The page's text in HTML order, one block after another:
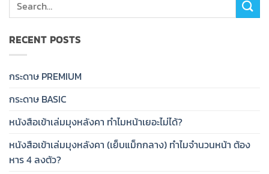
RECENT POSTS
กระดาษ PREMIUM
กระดาษ BASIC
หนังสือเข้าเล่มมุงหลังคา ทำไมหน้าเยอะไม่ได้?
หนังสือเข้าเล่มมุงหลังคา (เย็บแม็กกลาง) ทำไมจำนวนหน้า ต้อง
หาร 4 ลงตัว?